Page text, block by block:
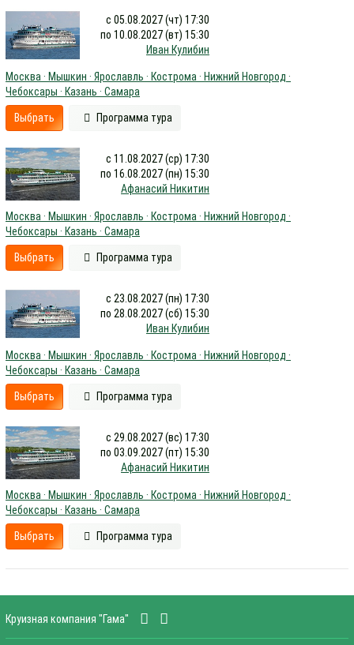
с 05.08.2027 (чт) 17:30
по 10.08.2027 (вт) 15:30
Иван Кулибин
Москва · Мышкин · Ярославль · Кострома · Нижний Новгород ·
Чебоксары · Казань · Самара
Выбрать Программа тура
с 11.08.2027 (ср) 17:30
по 16.08.2027 (пн) 15:30
Афанасий Никитин
Москва · Мышкин · Ярославль · Кострома · Нижний Новгород ·
Чебоксары · Казань · Самара
Выбрать Программа тура
с 23.08.2027 (пн) 17:30
по 28.08.2027 (сб) 15:30
Иван Кулибин
Москва · Мышкин · Ярославль · Кострома · Нижний Новгород ·
Чебоксары · Казань · Самара
Выбрать Программа тура
с 29.08.2027 (вс) 17:30
по 03.09.2027 (пт) 15:30
Афанасий Никитин
Москва · Мышкин · Ярославль · Кострома · Нижний Новгород ·
Чебоксары · Казань · Самара
Выбрать Программа тура
Круизная компания "Гама"